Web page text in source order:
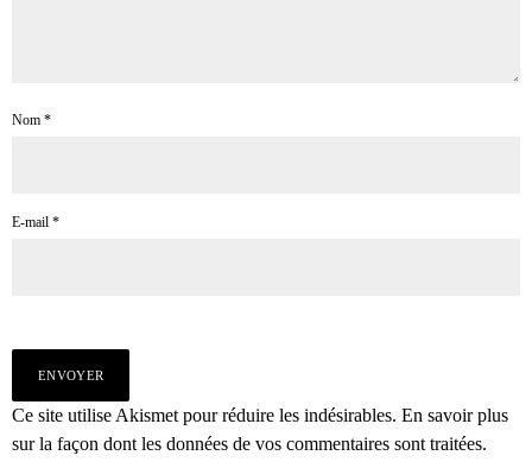
Nom *
E-mail *
Ce site utilise Akismet pour réduire les indésirables. En savoir plus
sur la façon dont les données de vos commentaires sont traitées.